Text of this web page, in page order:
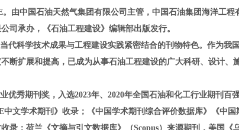
由中国石油天然气集团有限公司主管，中国石油集团海洋工程
司承办，《石油工程建设》编辑部出版发行。
代科学技术成果与工程建设实践紧密结合的刊物特色。作为我
断扩展和提高，已成为从事石油工程建设的广大科研、设计、
秀期刊奖，入选2023年、2020年全国石油和化工行业期刊百
文学术期刊》收录；《中国学术期刊综合评价数据库》《中国
录；荷兰《文摘与引文数据库》（Scopus）来源期刊，美国《